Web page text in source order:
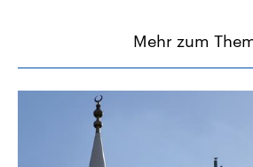
Mehr zum